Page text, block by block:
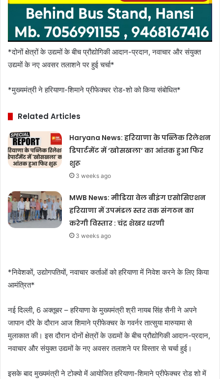
*दोनों क्षेत्रों के उद्यमों के बीच प्रौद्योगिकी आदान-प्रदान, नवाचार और संयुक्त
उद्यमों के नए अवसर तलाशने पर हुई चर्चा*
*मुख्यमंत्री ने हरियाणा-शिमाने प्रीफेक्चर रोड-शो को किया संबोधित*
Related Articles
Haryana News: हरियाणा के पब्लिक रिलेशन
डिपार्टमेंट में ‘खोसखला’ का आंतक हुआ फिर
शुरू
3 weeks ago
MWB News: मीडिया वेल बीइंग एसोसिएशन
हरियाणा में उपमंडल स्तर तक संगठन का
करेगी विस्तार : चंद्र शेखर धरणी
3 weeks ago
*निवेशकों, उद्योगपतियों, नवाचार कर्ताओं को हरियाणा में निवेश करने के लिए किया
आमंत्रित*
नई दिल्ली, 6 अक्तूबर – हरियाणा के मुख्यमंत्री श्री नायब सिंह सैनी ने अपने
जापान दौरे के दौरान आज शिमाने प्रीफेक्चर के गवर्नर तात्सुया मारुयामा से
‌मुलाकात की। इस दौरान दोनों क्षेत्रों के उद्यमों के बीच प्रौद्योगिकी आदान-प्रदान,
नवाचार और संयुक्त उद्यमों के नए अवसर तलाशने पर विस्तार से चर्चा हुई।
इसके बाद मुख्यमंत्री ने टोक्यो में आयोजित हरियाणा-शिमाने प्रीफेक्चर रोड शो में